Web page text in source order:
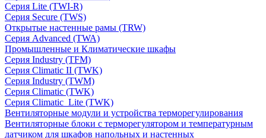
Серия Lite (TWI-R)
Серия Secure (TWS)
Открытые настенные рамы (TRW)
Серия Advanced (TWA)
Промышленные и Климатические шкафы
Серия Industry (TFM)
Серия Climatic II (TWK)
Серия Industry (TWM)
Серия Climatic (TWK)
Серия Climatic_Lite (TWK)
Вентиляторные модули и устройства терморегулирования
Вентиляторные блоки с терморегулятором и температурным
датчиком для шкафов напольных и настенных